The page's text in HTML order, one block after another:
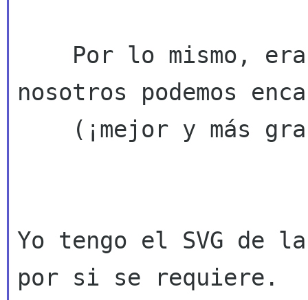
nosotros podemos
Yo tengo el SVG de